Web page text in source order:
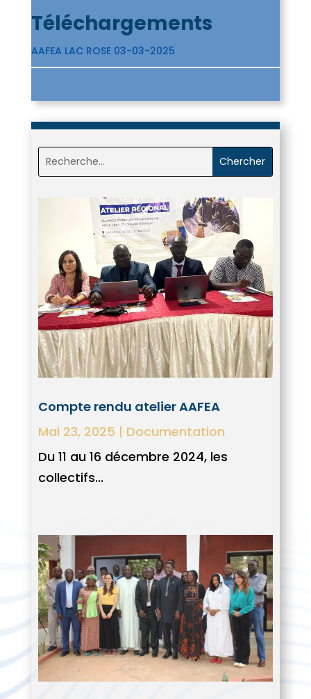
Téléchargements
AAFEA LAC ROSE 03-03-2025
Compte rendu atelier AAFEA
Mai 23, 2025 | Documentation
Du 11 au 16 décembre 2024, les
collectifs...